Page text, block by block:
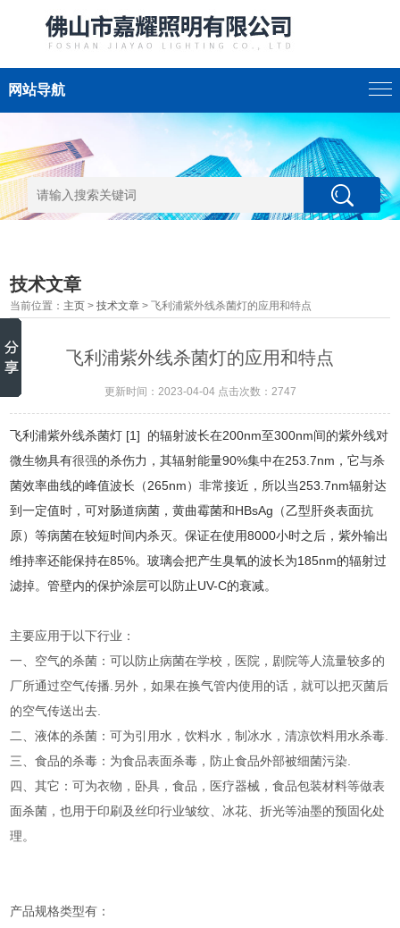
网站导航
技术文章
当前位置： 主页 >技术文章 > 飞利浦紫外线杀菌灯的应用和特点
飞利浦紫外线杀菌灯的应用和特点
更新时间：2023-04-04 点击次数：2747
飞利浦紫外线杀菌灯 [1] 的辐射波长在200nm至300nm间的紫外线对
微生物具有很强的杀伤力，其辐射能量90%集中在253.7nm，它与杀
菌效率曲线的峰值波长（265nm）非常接近，所以当253.7nm辐射达
到一定值时，可对肠道病菌，黄曲霉菌和HBsAg（乙型肝炎表面抗
原）等病菌在较短时间内杀灭。保证在使用8000小时之后，紫外输出
维持率还能保持在85%。玻璃会把产生臭氧的波长为185nm的辐射过
滤掉。管壁内的保护涂层可以防止UV-C的衰减。
主要应用于以下行业：
一、空气的杀菌：可以防止病菌在学校，医院，剧院等人流量较多的
厂所通过空气传播.另外，如果在换气管内使用的话，就可以把灭菌后
的空气传送出去.
二、液体的杀菌：可为引用水，饮料水，制冰水，清凉饮料用水杀毒.
三、食品的杀毒：为食品表面杀毒，防止食品外部被细菌污染.
四、其它：可为衣物，卧具，食品，医疗器械，食品包装材料等做表
面杀菌，也用于印刷及丝印行业皱纹、冰花、折光等油墨的预固化处
理。
产品规格类型有：